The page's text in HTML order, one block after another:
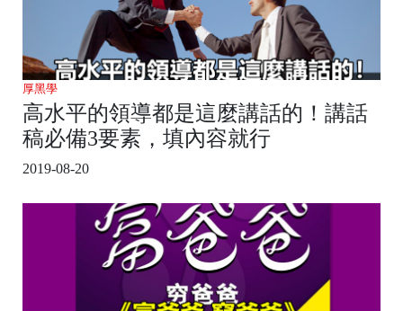
厚黑學
高水平的領導都是這麼講話的！講話
稿必備3要素，填內容就行
2019-08-20